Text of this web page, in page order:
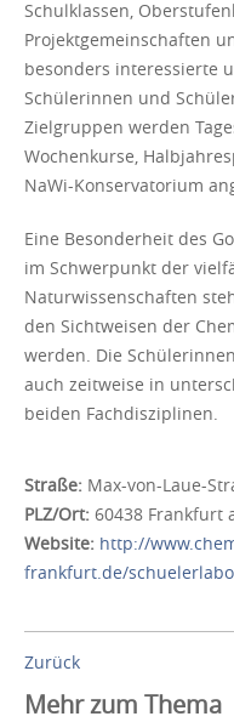
Schulklassen,
Projektgemeinschaften
besonders interessierte
Schülerinnen und
Zielgruppen werden
Wochenkurse,
NaWi-Konservatorium
Eine Besonderheit des
im Schwerpunkt der
Naturwissenschaften
den Sichtweisen der
werden. Die
auch zeitweise in
beiden Fachdisziplinen.
Straße: Max-von-Laue-
PLZ/Ort: 60438 Frankfurt
Website: http://
frankfurt.de/
Zurück
Mehr zum Thema